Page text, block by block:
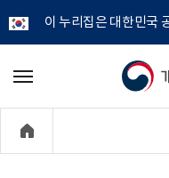
이 누리집은 대한민국
개
정
메
기